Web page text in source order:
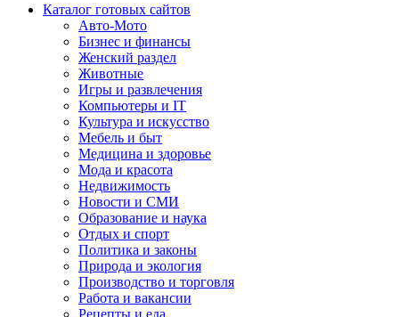
Каталог готовых сайтов
Авто-Мото
Бизнес и финансы
Женский раздел
Животные
Игры и развлечения
Компьютеры и IT
Культура и искусство
Мебель и быт
Медицина и здоровье
Мода и красота
Недвижимость
Новости и СМИ
Образование и наука
Отдых и спорт
Политика и законы
Природа и экология
Производство и торговля
Работа и вакансии
Рецепты и еда